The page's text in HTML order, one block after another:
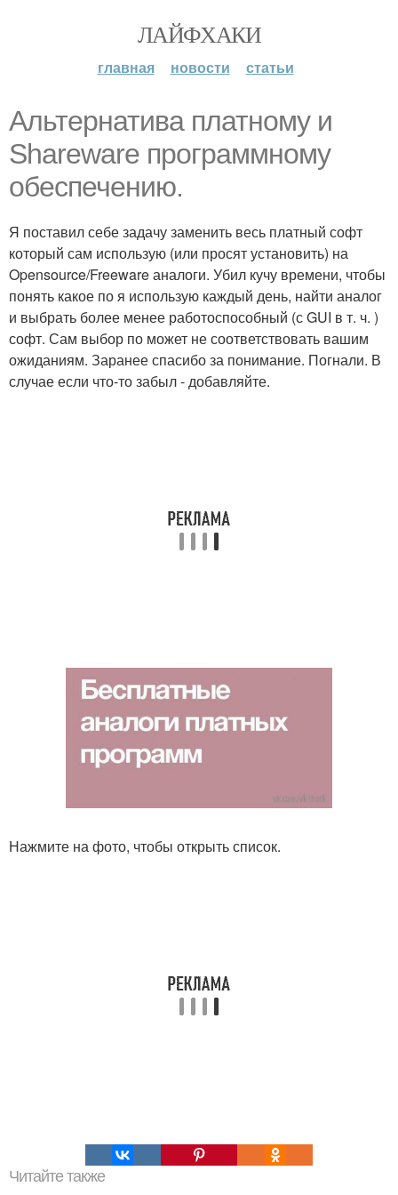
ЛАЙФХАКИ
главная новости статьи
Альтернатива платному и
Shareware программному
обеспечению.
Я поставил себе задачу заменить весь платный софт
который сам использую (или просят установить) на
Opensource/Freeware аналоги. Убил кучу времени, чтобы
понять какое по я использую каждый день, найти аналог
и выбрать более менее работоспособный (с GUI в т. ч. )
софт. Сам выбор по может не соответствовать вашим
ожиданиям. Заранее спасибо за понимание. Погнали. В
случае если что-то забыл - добавляйте.
Нажмите на фото, чтобы открыть список.
Читайте также